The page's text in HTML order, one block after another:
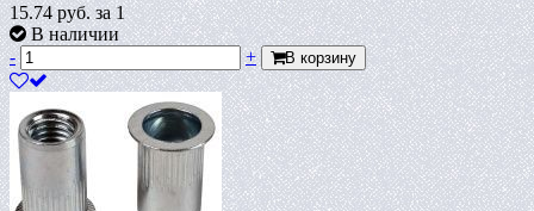
15.74руб.за 1
В наличии
-
+ В корзину